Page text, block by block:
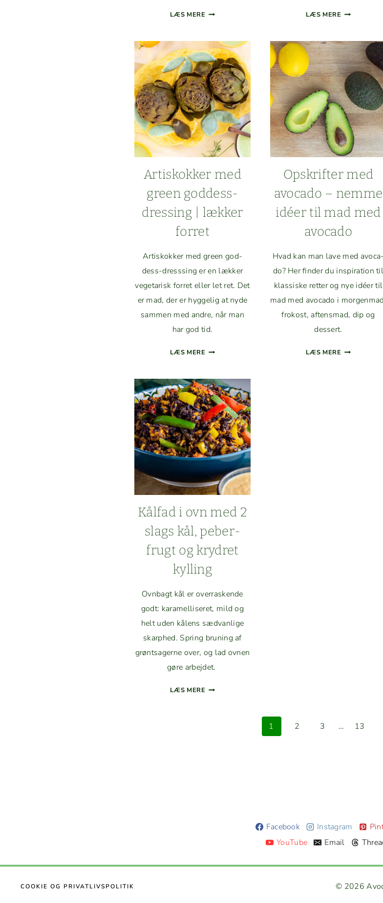
LÆS MERE OPSKRIFT
SK
HOT­
DOG­
DRESS­
ING
MED
BEARNAISEESSENS
LÆS MERE BEAR­
HVID­
VINSED­
DIKE
–
TRA­
DI­
TIONEL
OPSKRIFT
Artiskokker med
green god­dess-
dress­ing | lækker
forret
Artiskokker med green god­
dess-dresss­ing er en lækker
veg­e­tarisk for­ret eller let ret. Det
er mad, der er hyggelig at nyde
sam­men med andre, når man
har god tid.
LÆS MERE ARTISKOKKER
GOD­
DESS-
DRESS­
ING
|
LÆKKER
FORRET
Opskrifter med
avo­ca­do – nemme
idéer til mad med
avocado
Hvad kan man lave med avo­ca­
do? Her find­er du inspi­ra­tion til
klas­siske ret­ter og nye idéer til
mad med avo­ca­do i
frokost, aftens­mad, dip og
dessert.
LÆS MERE OPSKRIFTER
Kål­fad i ovn med 2
slags kål, peber­
frugt og kry­dret
kylling
Ovn­bagt kål er over­rask­ende
godt: karamel­lis­eret, mild og
helt uden kålens sæd­van­lige
skarphed. Spring brun­ing af
grøntsagerne over, og lad ovnen
gøre arbejdet.
LÆS MERE KÅL­
1 2 3 … 13
Facebook Instagram
YouTube
Email
COOK­IE OG PRIVATLIVSPOLITIK © 2026